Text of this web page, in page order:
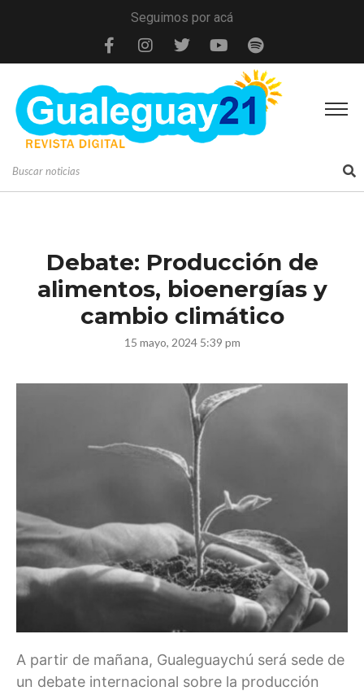
Seguimos por acá
Debate: Producción de
alimentos, bioenergías y
cambio climático
15 mayo, 2024 5:39 pm
A partir de mañana, Gualeguaychú será sede de
un debate internacional sobre la producción